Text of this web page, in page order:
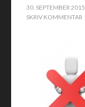
30. SEPTEMBER 2015
SKRIV KOMMENTAR